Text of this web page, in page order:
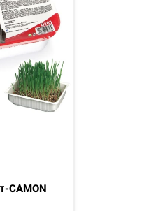
CAMON-דשא לחתול